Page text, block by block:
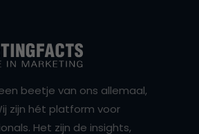
beetje van ons allemaal,
zijn hét platform voor
Het zijn de insights,